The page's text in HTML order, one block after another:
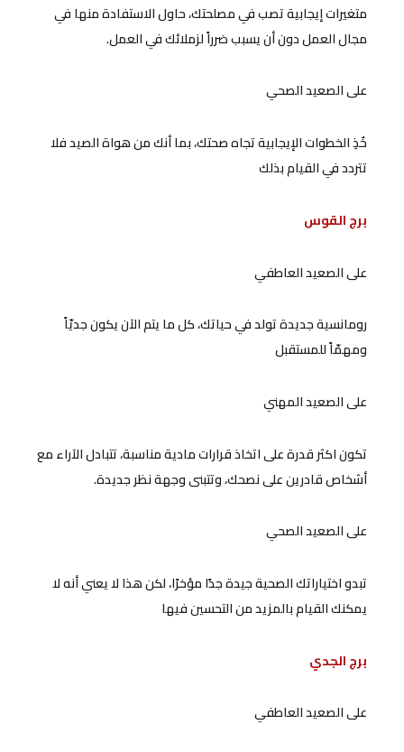
متغيرات إيجابية تصب في مصلحتك، حاول الاستفادة منها في
مجال العمل دون أن يسبب ضرراً لزملائك في العمل.
على الصعيد الصحي
خُذِ الخطوات الإيجابية تجاه صحتك، بما أنك من هواة الصيد فلا
تتردد في القيام بذلك
برج القوس
على الصعيد العاطفي
رومانسية جديدة تولد في حياتك، كل ما يتم الآن يكون جديّاً
ومهمّاً للمستقبل
على الصعيد المهني
تكون اكثر قدرة على اتخاذ قرارات مادية مناسبة، تتبادل الآراء مع
أشخاص قادرين على نصحك، وتتبنى وجهة نظر جديدة.
على الصعيد الصحي
تبدو اختياراتك الصحية جيدة جدًا مؤخرًا، لكن هذا لا يعني أنه لا
يمكنك القيام بالمزيد من التحسين فيها
برج الجدي
على الصعيد العاطفي